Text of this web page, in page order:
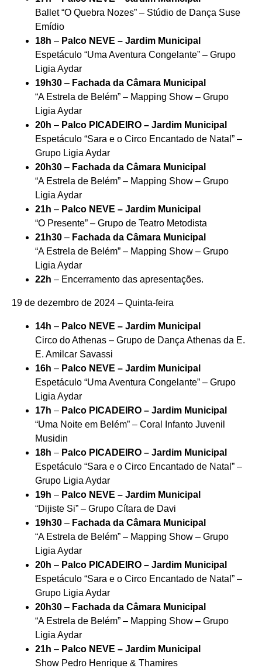
Ballet “O Quebra Nozes” – Stúdio de Dança Suse
Emídio
18h – Palco NEVE – Jardim Municipal
Espetáculo “Uma Aventura Congelante” – Grupo
Ligia Aydar
19h30 – Fachada da Câmara Municipal
“A Estrela de Belém” – Mapping Show – Grupo
Ligia Aydar
20h – Palco PICADEIRO – Jardim Municipal
Espetáculo “Sara e o Circo Encantado de Natal” –
Grupo Ligia Aydar
20h30 – Fachada da Câmara Municipal
“A Estrela de Belém” – Mapping Show – Grupo
Ligia Aydar
21h – Palco NEVE – Jardim Municipal
“O Presente” – Grupo de Teatro Metodista
21h30 – Fachada da Câmara Municipal
“A Estrela de Belém” – Mapping Show – Grupo
Ligia Aydar
22h – Encerramento das apresentações.
19 de dezembro de 2024 – Quinta-feira
14h – Palco NEVE – Jardim Municipal
Circo do Athenas – Grupo de Dança Athenas da E.
E. Amilcar Savassi
16h – Palco NEVE – Jardim Municipal
Espetáculo “Uma Aventura Congelante” – Grupo
Ligia Aydar
17h – Palco PICADEIRO – Jardim Municipal
“Uma Noite em Belém” – Coral Infanto Juvenil
Musidin
18h – Palco PICADEIRO – Jardim Municipal
Espetáculo “Sara e o Circo Encantado de Natal” –
Grupo Ligia Aydar
19h – Palco NEVE – Jardim Municipal
“Dijiste Si” – Grupo Cítara de Davi
19h30 – Fachada da Câmara Municipal
“A Estrela de Belém” – Mapping Show – Grupo
Ligia Aydar
20h – Palco PICADEIRO – Jardim Municipal
Espetáculo “Sara e o Circo Encantado de Natal” –
Grupo Ligia Aydar
20h30 – Fachada da Câmara Municipal
“A Estrela de Belém” – Mapping Show – Grupo
Ligia Aydar
21h – Palco NEVE – Jardim Municipal
Show Pedro Henrique & Thamires